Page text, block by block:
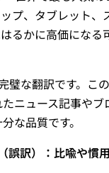
プ、タブレット、
るかに高価になる
璧な翻訳です。こ
ニュース記事や
な品質です。
誤訳）：比喩や慣